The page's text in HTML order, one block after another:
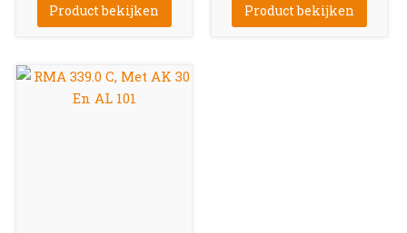
Product bekijken Product bekijken